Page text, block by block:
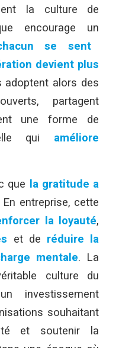
la culture de
encourage un
se sent
devient plus
adoptent alors des
partagent
une forme de
qui améliore
que la gratitude a
En entreprise, cette
la loyauté,
et de réduire la
mentale. La
culture du
investissement
souhaitant
et soutenir la